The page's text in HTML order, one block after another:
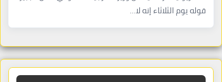
قوله يوم الثلاثاء إنه لا…